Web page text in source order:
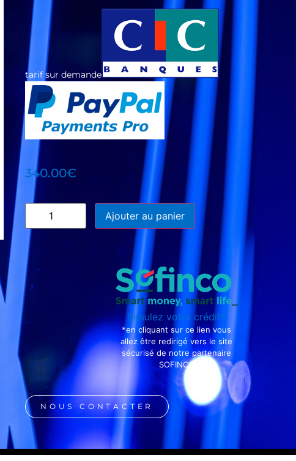
tarif sur demande
340.00€
Ajouter au panier
Simulez votre crédit*
*en cliquant sur ce lien vous
allez être redirigé vers le site
sécurisé de notre partenaire
SOFINCO
NOUS CONTACTER